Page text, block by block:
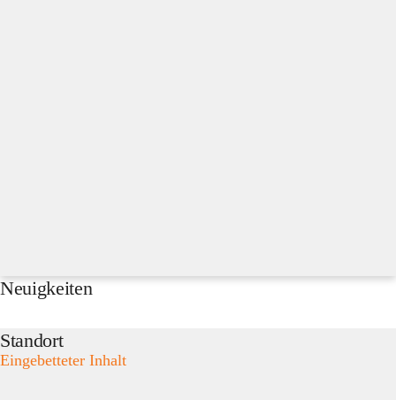
Neuigkeiten
Standort
Eingebetteter Inhalt